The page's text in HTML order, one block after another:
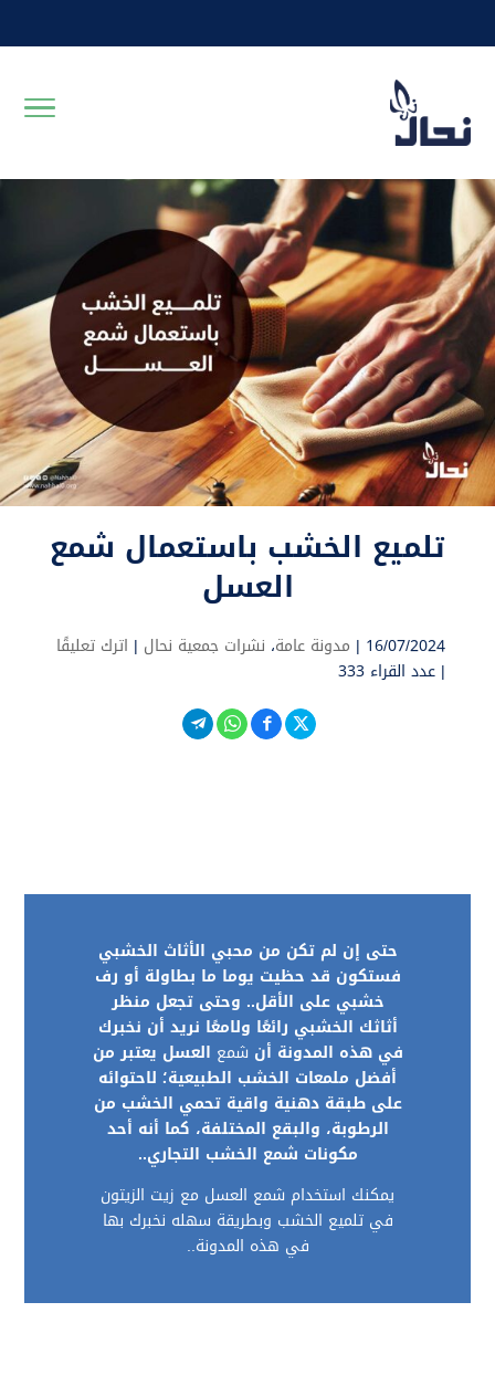
تلميع الخشب باستعمال شمع
العسل
16/07/2024 | مدونة عامة، نشرات جمعية نحال | اترك تعليقًا
| عدد القراء 333
حتى إن لم تكن من محبي الأثاث الخشبي
فستكون قد حظيت يوما ما بطاولة أو رف
خشبي على الأقل.. وحتى تجعل منظر
أثاثك الخشبي رائعًا ولامعًا نريد أن نخبرك
في هذه المدونة أن شمع العسل يعتبر من
أفضل ملمعات الخشب الطبيعية؛ لاحتوائه
على طبقة دهنية واقية تحمي الخشب من
الرطوبة، والبقع المختلفة، كما أنه أحد
مكونات شمع الخشب التجاري..
يمكنك استخدام شمع العسل مع زيت الزيتون
في تلميع الخشب وبطريقة سهله نخبرك بها
في هذه المدونة..